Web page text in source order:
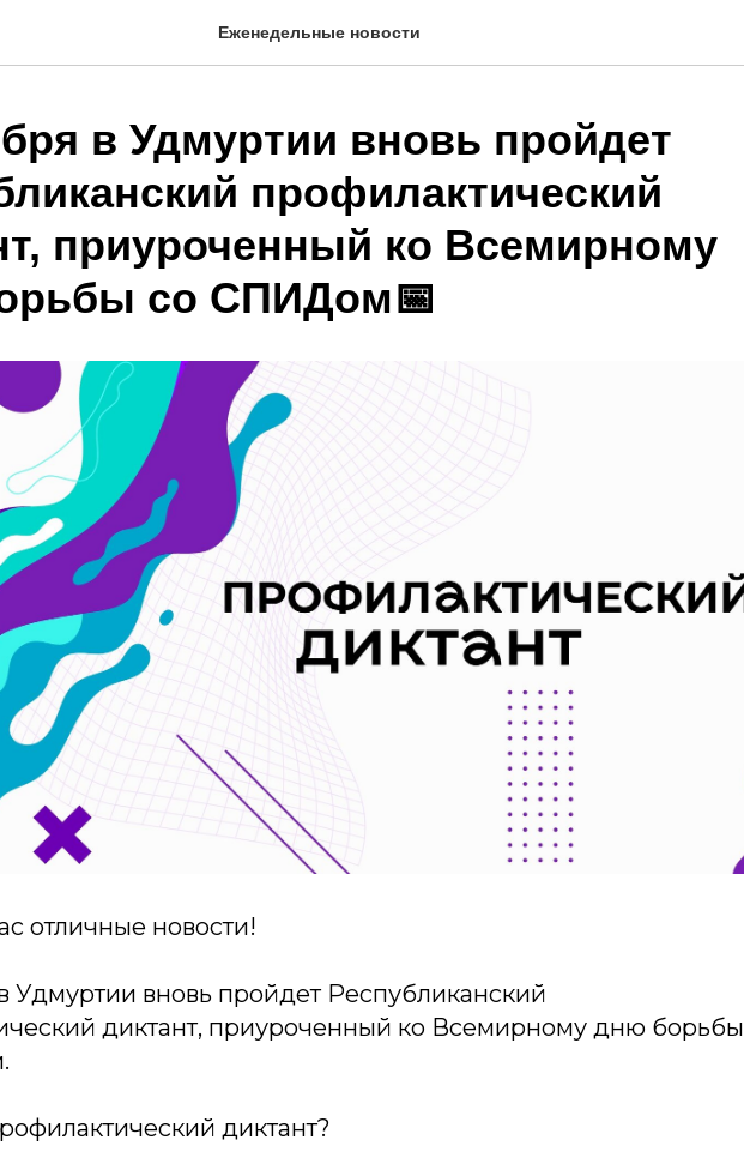
Еженедельные новости
в Удмуртии вновь пройдет
профилактический
приуроченный ко Всемирному
со СПИДом📅
отличные новости!
Удмуртии вновь пройдет Республиканский
диктант, приуроченный ко Всемирному дню борьбы
диктант?